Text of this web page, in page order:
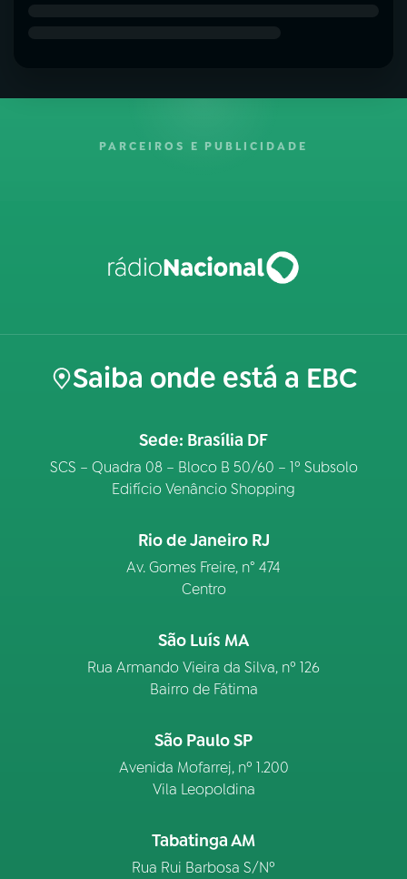
PARCEIROS E PUBLICIDADE
Saiba onde está a EBC
Sede: Brasília DF
SCS – Quadra 08 – Bloco B 50/60 – 1º Subsolo
Edifício Venâncio Shopping
Rio de Janeiro RJ
Av. Gomes Freire, n° 474
Centro
São Luís MA
Rua Armando Vieira da Silva, nº 126
Bairro de Fátima
São Paulo SP
Avenida Mofarrej, nº 1.200
Vila Leopoldina
Tabatinga AM
Rua Rui Barbosa S/Nº